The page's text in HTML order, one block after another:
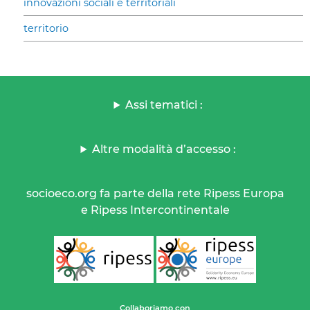
innovazioni sociali e territoriali
territorio
Assi tematici :
Altre modalità d’accesso :
socioeco.org fa parte della rete Ripess Europa
e Ripess Intercontinentale
Collaboriamo con